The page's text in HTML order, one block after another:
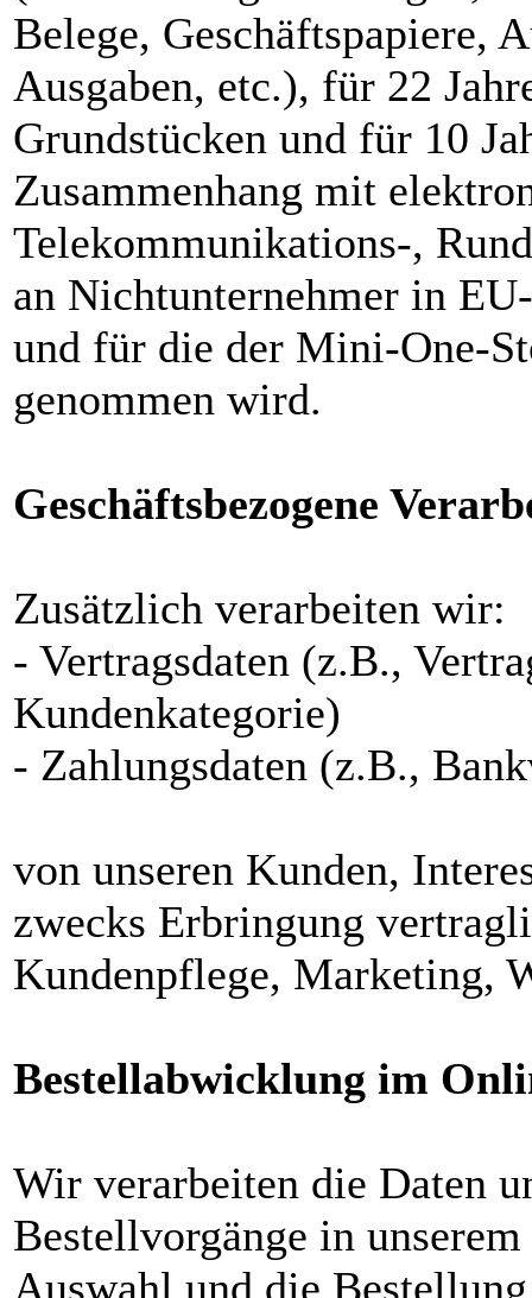
Belege, Geschäftspapiere,
Ausgaben, etc.), für 22
Grundstücken und für 10
Zusammenhang mit
Telekommunikations-,
an Nichtunternehmer in
und für die der Mini-One-
genommen wird.
Geschäftsbezogene
Zusätzlich verarbeiten wir:
- Vertragsdaten (z.B.,
Kundenkategorie)
- Zahlungsdaten (z.B.,
von unseren Kunden,
zwecks Erbringung
Kundenpflege, Marketing,
Bestellabwicklung im
Wir verarbeiten die Daten
Bestellvorgänge in
Auswahl und die